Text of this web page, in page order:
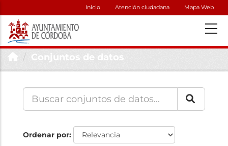
Inicio Atención ciudadana Mapa Web
Conjuntos de datos
Ordenar por